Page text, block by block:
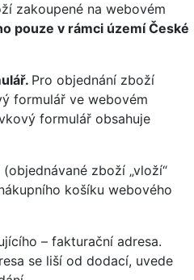
zakoupené na webovém
pouze v rámci území České
Pro objednání zboží
formulář ve webovém
formulář obsahuje
zboží „vloží“
košíku webového
– fakturační adresa.
se liší od dodací, uvede